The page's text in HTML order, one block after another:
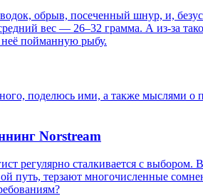
обрыв, посеченный шнур, и,
вес — 26–32 грамма. А из-за
неё пойманную рыбу.
поделюсь ими, а также мыслями о
Norstream
регулярно сталкивается с выбором.
путь, терзают многочисленные